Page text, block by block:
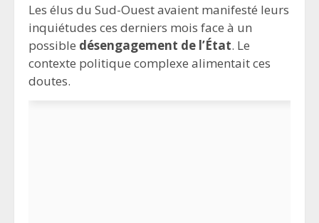
Les élus du Sud-Ouest avaient manifesté leurs
inquiétudes ces derniers mois face à un
possible désengagement de l’État. Le
contexte politique complexe alimentait ces
doutes.